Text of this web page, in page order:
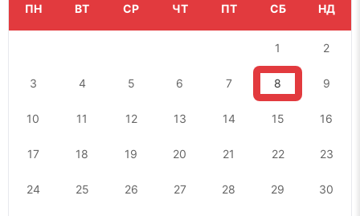
ПН ВТ СР ЧТ ПТ СБ НД
1 2
3 4 5 6 7 8 9
10 11 12 13 14 15 16
17 18 19 20 21 22 23
24 25 26 27 28 29 30